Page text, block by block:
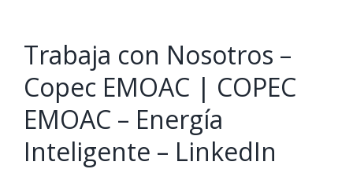
Trabaja con Nosotros –
Copec EMOAC | COPEC
EMOAC – Energía
Inteligente – LinkedIn